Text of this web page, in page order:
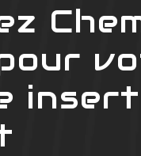
insert